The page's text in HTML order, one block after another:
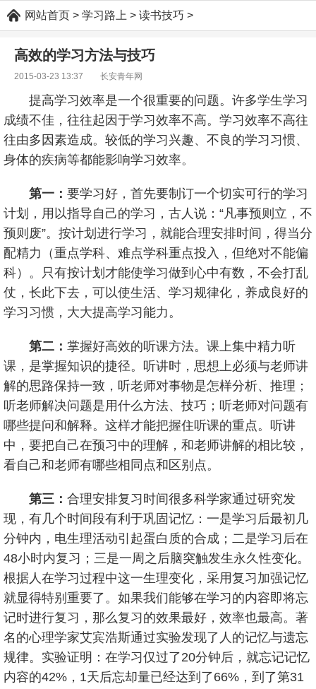
网站首页 > 学习路上 > 读书技巧 >
高效的学习方法与技巧
2015-03-23 13:37 长安青年网
提高学习效率是一个很重要的问题。许多学生学习
成绩不佳，往往起因于学习效率不高。学习效率不高往
往由多因素造成。较低的学习兴趣、不良的学习习惯、
身体的疾病等都能影响学习效率。
第一： 要学习好，首先要制订一个切实可行的学习
计划，用以指导自己的学习，古人说：“凡事预则立，不
预则废”。按计划进行学习，就能合理安排时间，得当分
配精力（重点学科、难点学科重点投入，但绝对不能偏
科）。只有按计划才能使学习做到心中有数，不会打乱
仗，长此下去，可以使生活、学习规律化，养成良好的
学习习惯，大大提高学习能力。
第二： 掌握好高效的听课方法。课上集中精力听
课，是掌握知识的捷径。听讲时，思想上必须与老师讲
解的思路保持一致，听老师对事物是怎样分析、推理；
听老师解决问题是用什么方法、技巧；听老师对问题有
哪些提问和解释。这样才能把握住听课的重点。听讲
中，要把自己在预习中的理解，和老师讲解的相比较，
看自己和老师有哪些相同点和区别点。
第三： 合理安排复习时间很多科学家通过研究发
现，有几个时间段有利于巩固记忆：一是学习后最初几
分钟内，电生理活动引起蛋白质的合成；二是学习后在
48小时内复习；三是一周之后脑突触发生永久性变化。
根据人在学习过程中这一生理变化，采用复习加强记忆
就显得特别重要了。如果我们能够在学习的内容即将忘
记时进行复习，那么复习的效果最好，效率也最高。著
名的心理学家艾宾浩斯通过实验发现了人的记忆与遗忘
规律。实验证明：在学习仅过了20分钟后，就忘记记忆
内容的42%，1天后忘却量已经达到了66%，到了第31